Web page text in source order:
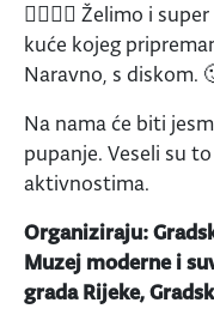
🙆‍♂️🙆‍♀️ Želimo i
kuće kojeg
Naravno, s diskom.
Na nama će biti
pupanje. Veseli su
aktivnostima.
Organiziraju:
Muzej moderne i
grada Rijeke,